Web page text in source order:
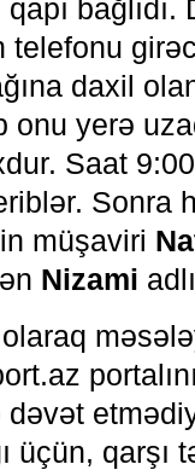
telefonu
daxil
onu yerə
Saat
Sonra
müşaviri
Nizami
dəvət
üçün,